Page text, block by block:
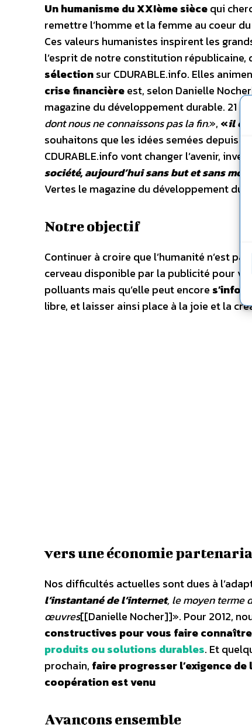
Un humanisme du XXIème siècequi
remettre l’homme et la femme au coeur
Ces valeurs humanistes inspirent les
l’esprit de notre constitution républicaine,
sélectionsur CDURABLE.info. Elles
crise financièreest, selon Danielle
magazine du développement durable. 21
dont nous ne connaissons pas la fin.», «il
souhaitons que les idées semées depuis
CDURABLE.info vont changer l’avenir,
société, aujourd’hui sans but et sans
Vertes le magazine du développement
Notre objectif
Continuer à croire que l’humanité n’est
cerveau disponible par la publicité pour
polluants mais qu’elle peut encore
libre, et laisser ainsi place à la joie et la
vers une économie
Nos difficultés actuelles sont dues à
l’instantané de l’internet, le moyen terme
œuvres[[Danielle Nocher]]». Pour 2012,
constructives pour vous faire connaître
produits ou solutions durables. Et
prochain, faire progresser l’exigence de
coopération est venu
Avançons ensemble